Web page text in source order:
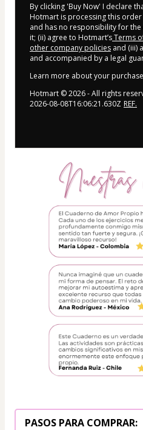
By clicking 'Buy Now' I declare
Hotmart is processing this
and has no responsibility for
it; (ii) agree to Hotmart’sTerms
other company policies and (iii)
and accompanied by a legal
Learn more about your purchase
Hotmart ©2026- All rights
2026-08-08T16:06:21.630Z REF.
PASOS PARA COMPRAR: